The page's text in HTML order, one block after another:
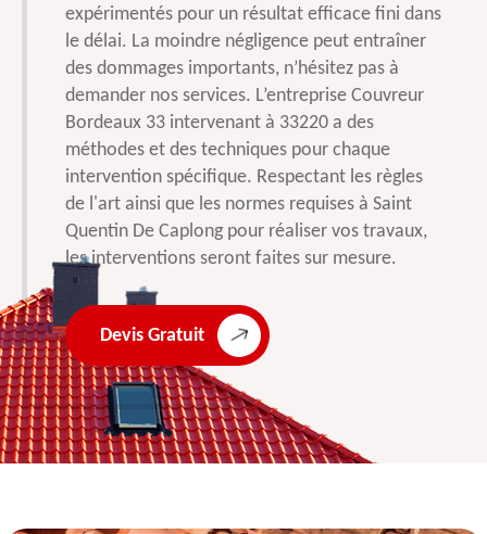
expérimentés pour un résultat efficace fini dans
le délai. La moindre négligence peut entraîner
des dommages importants, n’hésitez pas à
demander nos services. L’entreprise Couvreur
Bordeaux 33 intervenant à 33220 a des
méthodes et des techniques pour chaque
intervention spécifique. Respectant les règles
de l'art ainsi que les normes requises à Saint
Quentin De Caplong pour réaliser vos travaux,
les interventions seront faites sur mesure.
Devis Gratuit